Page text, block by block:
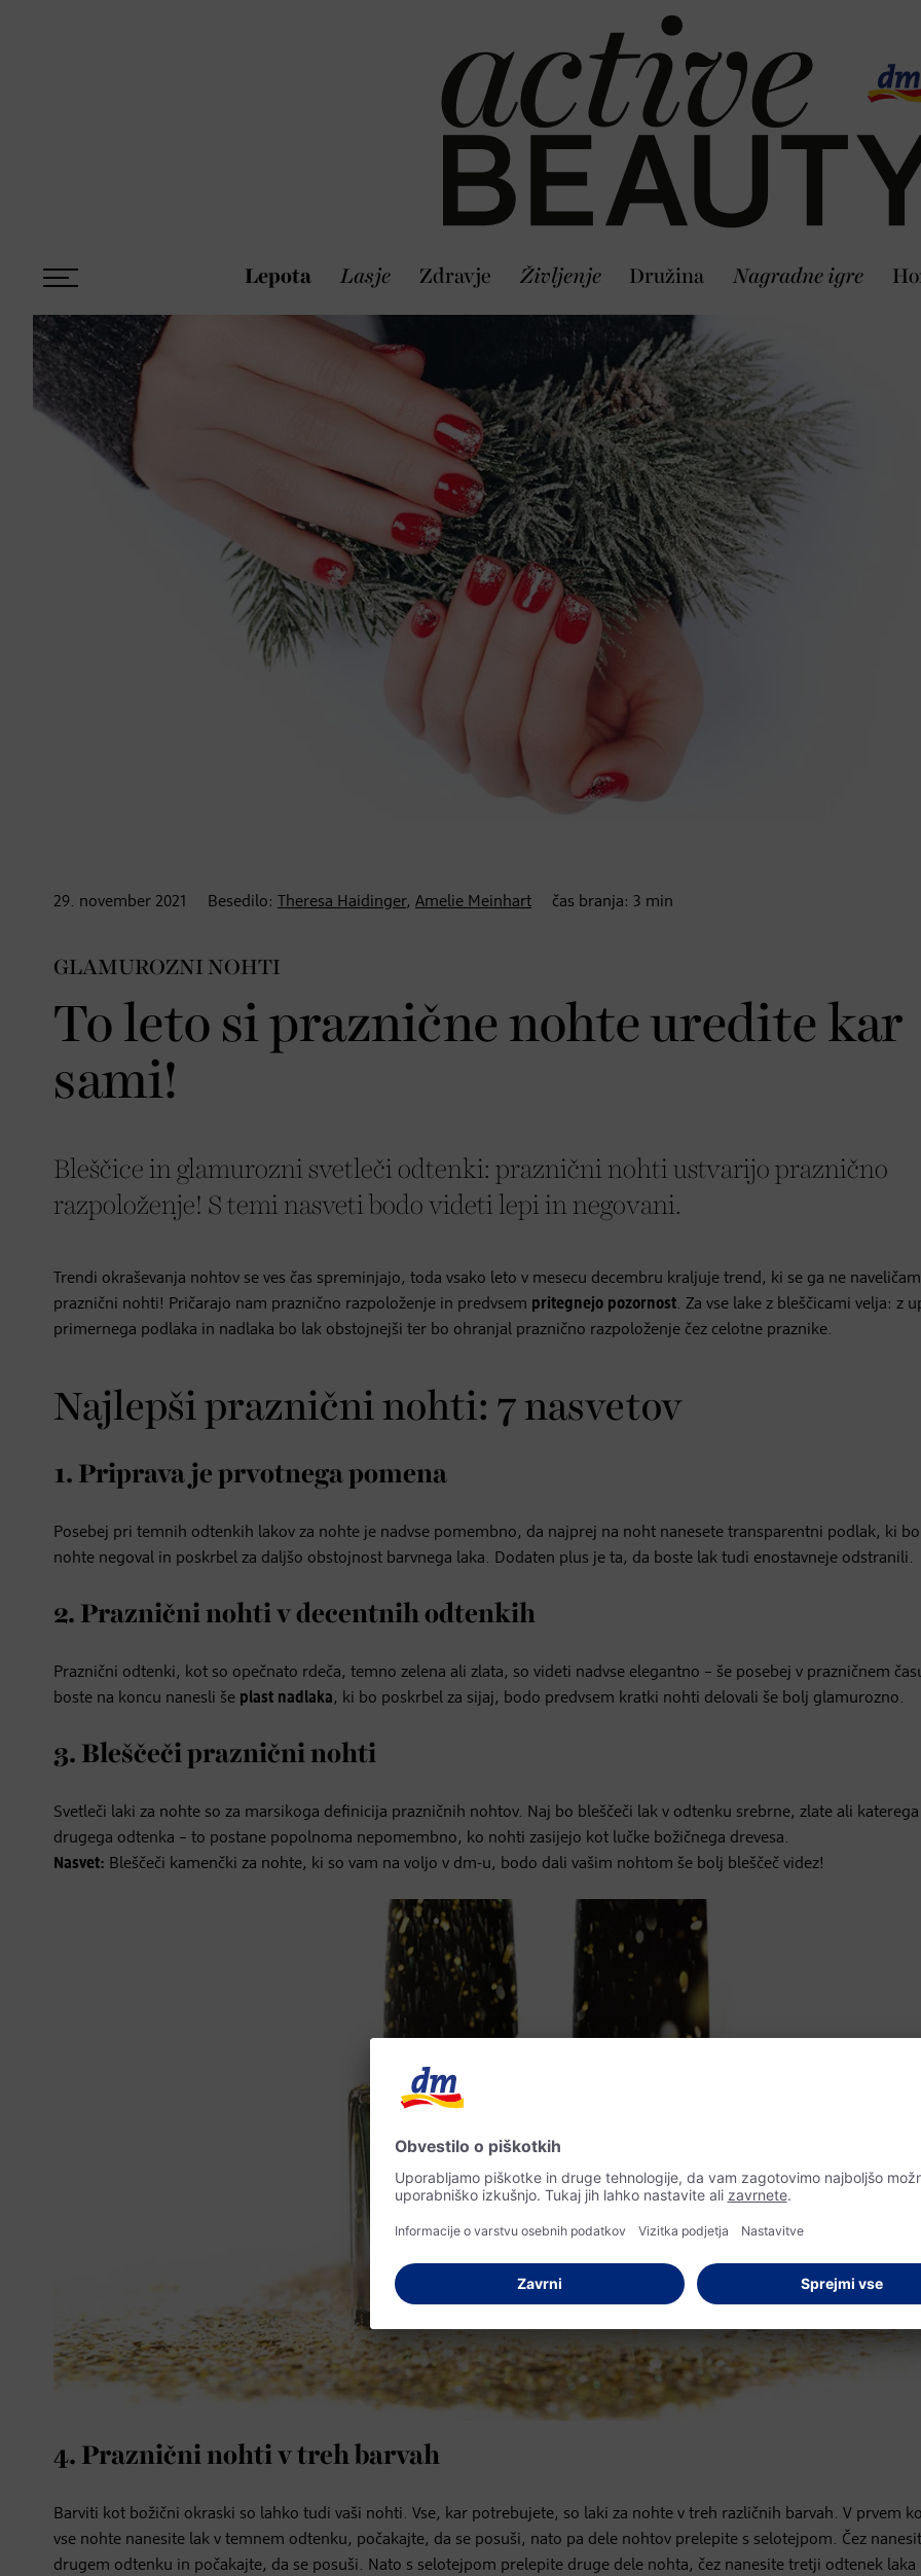
Lepota Lasje Zdravje Življenje Družina Nagradne igre
29. november 2021 Besedilo: Theresa Haidinger, Amelie Meinhart čas branja: 3 min
GLAMUROZNI NOHTI
To leto si praznične nohte uredite kar
sami!
Bleščice in glamurozni svetleči odtenki: praznični nohti ustvarijo praznično
razpoloženje! S temi nasveti bodo videti lepi in negovani.
Trendi okraševanja nohtov se ves čas spreminjajo, toda vsako leto v mesecu decembru kraljuje trend, ki se ga ne
praznični nohti! Pričarajo nam praznično razpoloženje in predvsem pritegnejo pozornost. Za vse lake z bleščicami velja: z
primernega podlaka in nadlaka bo lak obstojnejši ter bo ohranjal praznično razpoloženje čez celotne praznike.
Najlepši praznični nohti: 7 nasvetov
1. Priprava je prvotnega pomena
Posebej pri temnih odtenkih lakov za nohte je nadvse pomembno, da najprej na noht nanesete transparentni podlak, ki bo
nohte negoval in poskrbel za daljšo obstojnost barvnega laka. Dodaten plus je ta, da boste lak tudi enostavneje odstranili.
2. Praznični nohti v decentnih odtenkih
Praznični odtenki, kot so opečnato rdeča, temno zelena ali zlata, so videti nadvse elegantno – še posebej v prazničnem
boste na koncu nanesli še plast nadlaka, ki bo poskrbel za sijaj, bodo predvsem kratki nohti delovali še bolj glamurozno.
3. Bleščeči praznični nohti
Svetleči laki za nohte so za marsikoga definicija prazničnih nohtov. Naj bo bleščeči lak v odtenku srebrne, zlate ali
drugega odtenka – to postane popolnoma nepomembno, ko nohti zasijejo kot lučke božičnega drevesa.
Nasvet: Bleščeči kamenčki za nohte, ki so vam na voljo v dm-u, bodo dali vašim nohtom še bolj bleščeč videz!
4. Praznični nohti v treh barvah
Barviti kot božični okraski so lahko tudi vaši nohti. Vse, kar potrebujete, so laki za nohte v treh različnih barvah. V prvem
vse nohte nanesite lak v temnem odtenku, počakajte, da se posuši, nato pa dele nohtov prelepite s selotejpom. Čez
drugem odtenku in počakajte, da se posuši. Nato s selotejpom prelepite druge dele nohta, čez nanesite tretji odtenek laka